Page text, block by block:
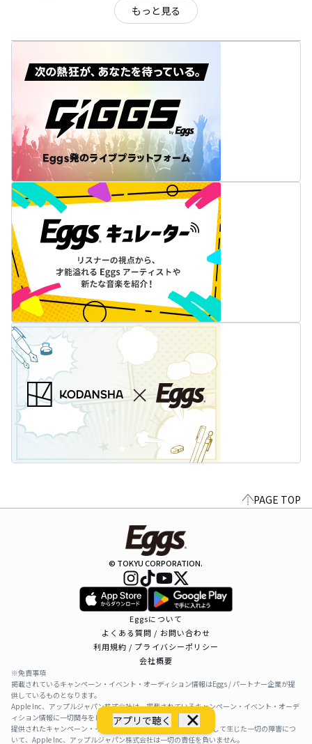
アプリで聴く
もっと見る
PAGE TOP
© TOKYU CORPORATION.
Eggsについて
よくある質問 / お問い合わせ
利用規約 / プライバシーポリシー
会社概要
※免責事項
掲載されているキャンペーン・イベント・オーディション情報はEggs / パートナー企業が提
供しているものとなります。
Apple Inc、アップルジャパン株式会社は、掲載されているキャンペーン・イベント・オーデ
ィション情報に一切関与をしておりません。
提供されたキャンペーン・イベント・オーディション情報を利用して生じた一切の障害につ
いて、Apple Inc、アップルジャパン株式会社は一切の責任を負いません。